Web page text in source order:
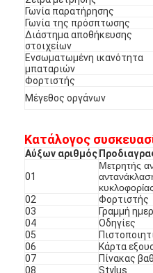
Γωνία παρατήρησης
Γωνία της πρόσπτωσης
Διάστημα αποθήκευσης
στοιχείων
Ενσωματωμένη ικανότητα
μπαταριών
Φορτιστής
Μέγεθος οργάνων
Κατάλογος
Αύξων αριθμός
01
Μετρητής
κυκλοφορίας
02 Φορτιστής
03
Γραμμή
04
Οδηγίες
05
06
Κάρτα
07
Πίνακας
08
Stylus